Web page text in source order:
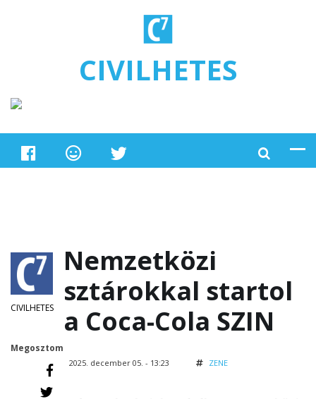
CIVILHETES
CIVILHETES
Megosztom
Nemzetközi
sztárokkal startol
a Coca-Cola SZIN
2025. december 05. - 13:23 ZENE